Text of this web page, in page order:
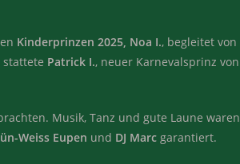
Kinderprinzen 2025, Noa I., begleitet von
stattete Patrick I., neuer Karnevalsprinz von
Musik, Tanz und gute Laune waren
Weiss Eupen und DJ Marc garantiert.